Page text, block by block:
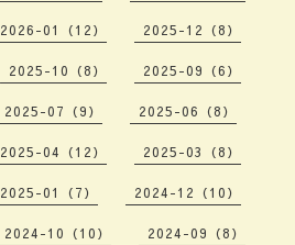
2026-01（12） 2025-12（8）
2025-10（8） 2025-09（6）
2025-07（9） 2025-06（8）
2025-04（12） 2025-03（8）
2025-01（7） 2024-12（10）
2024-10（10） 2024-09（8）